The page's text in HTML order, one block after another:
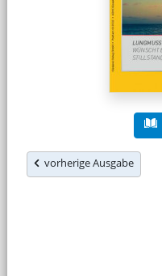
vorherige Ausgabe